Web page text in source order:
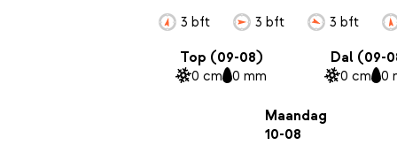
3 bft 3 bft 3 bft
Top (09-08)
0 cm 0 mm
Dal (09-
0 cm 0
Maandag
10-08